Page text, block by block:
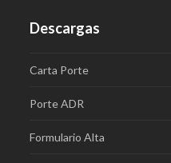
Descargas
Carta Porte
Porte ADR
Formulario Alta